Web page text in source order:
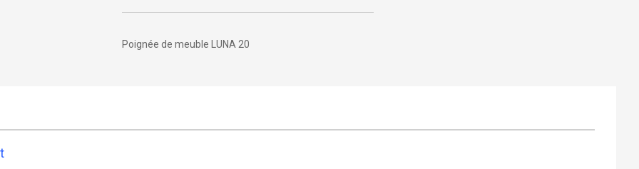
Poignée de meuble LUNA 20